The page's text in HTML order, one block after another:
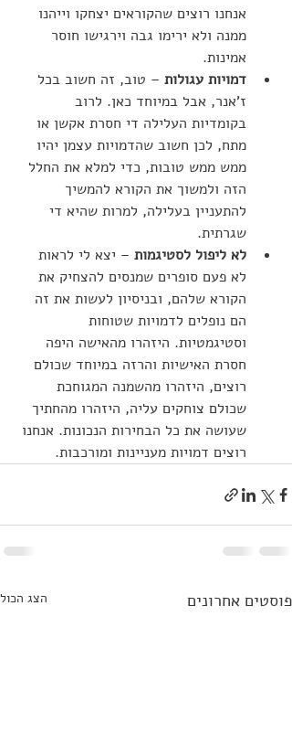
אנחנו רוצים שהקוראים יצחקו וייהנו
ממנה ולא ירימו גבה וירגישו חוסר
אמינות.
דמויות עגולות – טוב, זה חשוב בכל
ז'אנר, אבל במיוחד כאן. לרוב
בקומדיות העלילה די חסרת אקשן או
מתח, לכן חשוב שהדמויות עצמן יהיו
ממש ממש טובות, כדי למלא את החלל
הזה ולמשוך את הקורא להמשיך
להתעניין בעלילה, למרות שהיא די
שגרתית.
לא ליפול לסטיגמות – יצא לי לראות
לא פעם סופרים שמנסים להצחיק את
הקורא שלהם, ובניסיון לעשות את זה
הם נופלים לדמויות שטוחות
וסטיגמטיות. היזהרו מהאישה היפה
חסרת האישיות והרזה במיוחד שכולם
רוצים, היזהרו מהשמנה המגוחכת
שכולם צוחקים עליה, היזהרו מהחתיך
שעושה את כל הבחירות הנכונות. אנחנו
רוצים דמויות מעניינות ומורכבות.
פוסטים אחרונים הצג הכול